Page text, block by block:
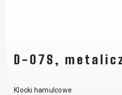
D-07S,
Klocki hamulcowe